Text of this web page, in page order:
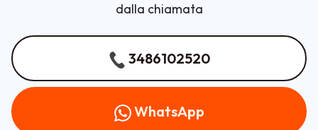
dalla chiamata
3486102520
WhatsApp